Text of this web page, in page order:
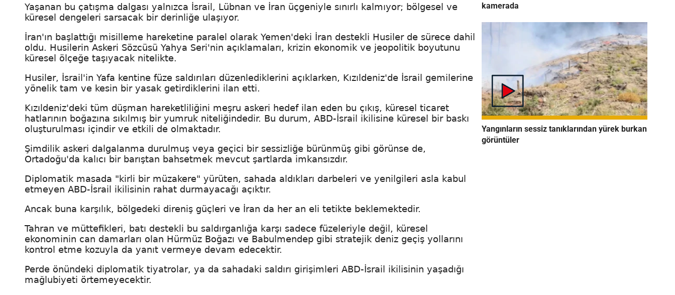
Yaşanan bu çatışma dalgası yalnızca İsrail, Lübnan ve İran üçgeniyle sınırlı kalmıyor; bölgesel ve
küresel dengeleri sarsacak bir derinliğe ulaşıyor.
İran'ın başlattığı misilleme hareketine paralel olarak Yemen'deki İran destekli Husiler de sürece dahil
oldu. Husilerin Askeri Sözcüsü Yahya Seri'nin açıklamaları, krizin ekonomik ve jeopolitik boyutunu
küresel ölçeğe taşıyacak nitelikte.
Husiler, İsrail'in Yafa kentine füze saldırıları düzenlediklerini açıklarken, Kızıldeniz'de İsrail gemilerine
yönelik tam ve kesin bir yasak getirdiklerini ilan etti.
Kızıldeniz'deki tüm düşman hareketliliğini meşru askeri hedef ilan eden bu çıkış, küresel ticaret
hatlarının boğazına sıkılmış bir yumruk niteliğindedir. Bu durum, ABD-İsrail ikilisine küresel bir baskı
oluşturulması içindir ve etkili de olmaktadır.
Şimdilik askeri dalgalanma durulmuş veya geçici bir sessizliğe bürünmüş gibi görünse de,
Ortadoğu'da kalıcı bir barıştan bahsetmek mevcut şartlarda imkansızdır.
Diplomatik masada "kirli bir müzakere" yürüten, sahada aldıkları darbeleri ve yenilgileri asla kabul
etmeyen ABD-İsrail ikilisinin rahat durmayacağı açıktır.
Ancak buna karşılık, bölgedeki direniş güçleri ve İran da her an eli tetikte beklemektedir.
Tahran ve müttefikleri, batı destekli bu saldırganlığa karşı sadece füzeleriyle değil, küresel
ekonominin can damarları olan Hürmüz Boğazı ve Babulmendep gibi stratejik deniz geçiş yollarını
kontrol etme kozuyla da yanıt vermeye devam edecektir.
Perde önündeki diplomatik tiyatrolar, ya da sahadaki saldırı girişimleri ABD-İsrail ikilisinin yaşadığı
mağlubiyeti örtemeyecektir.
kamerada
Yangınların sessiz tanıklarından yürek burkan
görüntüler